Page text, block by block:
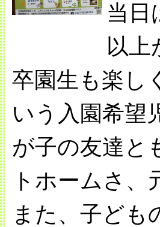
当日
以上
卒園生も楽し
いう入園希望
が子の友達と
トホームさ
また、子ども